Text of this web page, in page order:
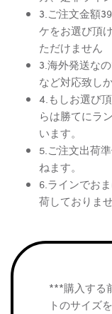
3.ご注文金額
ケをお選び頂
ただけません
3.海外発送な
など対応致し
4.もしお選び
らは勝てにラ
います。
5.ご注文出荷
ねます。
6.ラインでお
荷しておりま
***購入する
トのサイズ